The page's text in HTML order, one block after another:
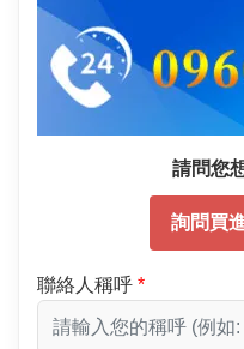
請問您
詢問買
聯絡人稱呼